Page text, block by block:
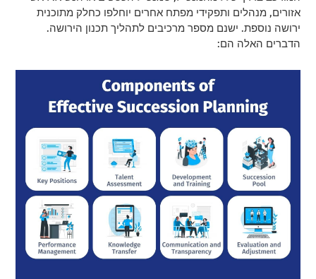
אזורים, מנהלים ותפקידי מפתח אחרים יוחלפו כחלק מתוכנית
ירושה נוספת. ישנם מספר מרכיבים לתהליך תכנון הירושה.
הדברים האלה הם: